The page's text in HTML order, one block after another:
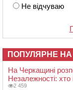
Не відчуваю
ПОПУЛЯРНЕ НА
На Черкащині
Незалежності: хто
2 459